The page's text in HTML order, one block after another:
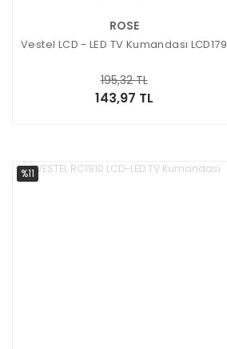
ROSE
Vestel LCD - LED TV Kumandası LCD179
143,97 TL
195,32 TL
%11